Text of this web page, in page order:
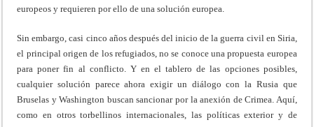
europeos y requieren por ello de una solución europea.
Sin embargo, casi cinco años después del inicio de la guerra civil en Siria,
el principal origen de los refugiados, no se conoce una propuesta europea
para poner fin al conflicto. Y en el tablero de las opciones posibles,
cualquier solución parece ahora exigir un diálogo con la Rusia que
Bruselas y Washington buscan sancionar por la anexión de Crimea. Aquí,
como en otros torbellinos internacionales, las políticas exterior y de